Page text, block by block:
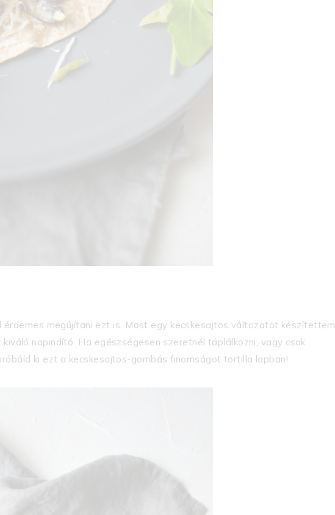
megújítani ezt is. Most egy kecskesajtos változatot készítettem,
napindító. Ha egészségesen szeretnél táplálkozni, vagy csak
ki ezt a kecskesajtos-gombás finomságot tortilla lapban!